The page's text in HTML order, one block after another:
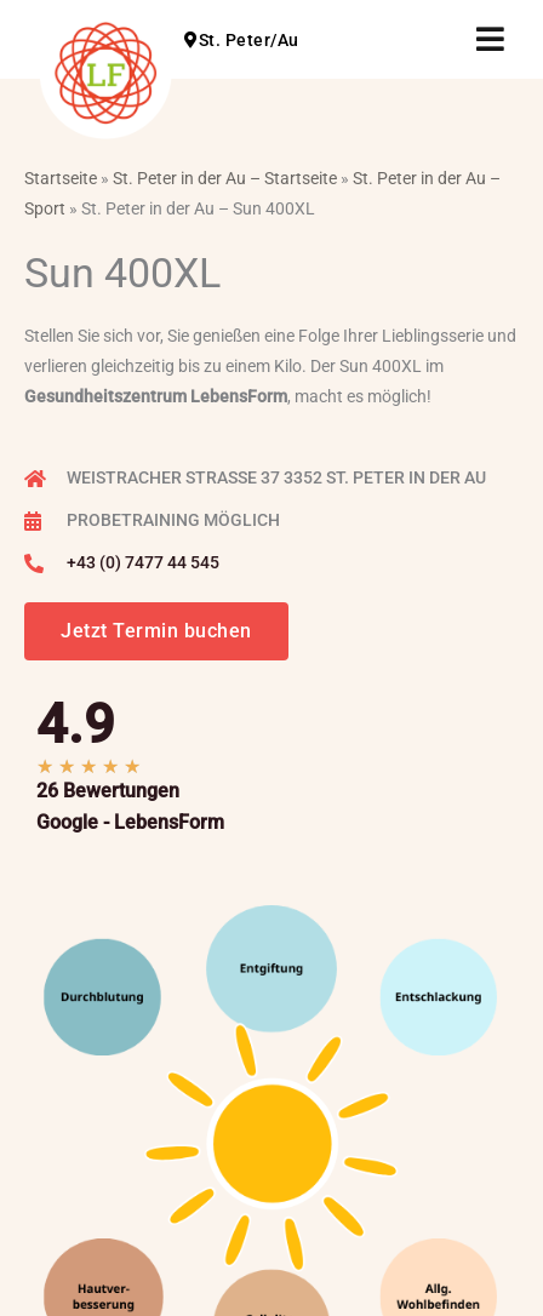
springen
St. Peter/Au
Startseite » St. Peter in der Au – Startseite » St. Peter in der Au –
Sport » St. Peter in der Au – Sun 400XL
Sun 400XL
Stellen Sie sich vor, Sie genießen eine Folge Ihrer Lieblingsserie und
verlieren gleichzeitig bis zu einem Kilo. Der Sun 400XL im
Gesundheitszentrum LebensForm, macht es möglich!
WEISTRACHER STRASSE 37 3352 ST. PETER IN DER AU
PROBETRAINING MÖGLICH
+43 (0) 7477 44 545
Jetzt Termin buchen
4.9
★ ★ ★ ★ ★
e
w
e
m
i
o
26 Bewertungen
Google - LebensForm